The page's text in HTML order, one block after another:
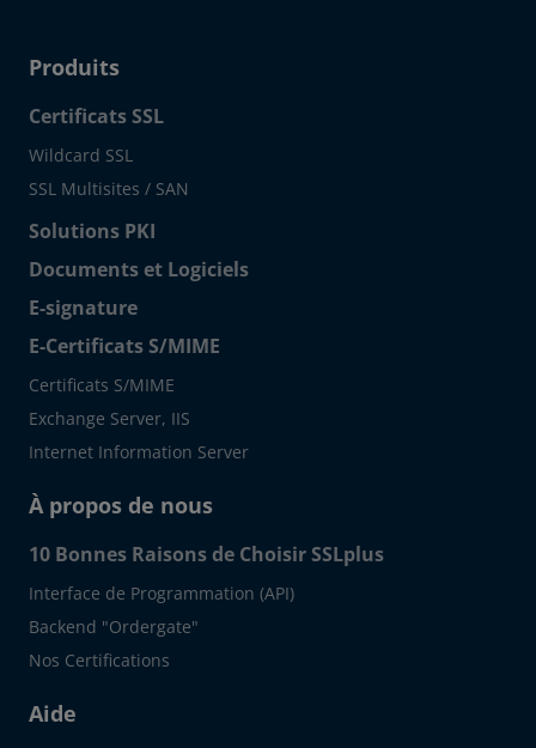
Produits
Certificats SSL
Wildcard SSL
SSL Multisites / SAN
Solutions PKI
Documents et Logiciels
E-signature
E-Certificats S/MIME
Certificats S/MIME
Exchange Server, IIS
Internet Information Server
À propos de nous
10 Bonnes Raisons de Choisir SSLplus
Interface de Programmation (API)
Backend "Ordergate"
Nos Certifications
Aide